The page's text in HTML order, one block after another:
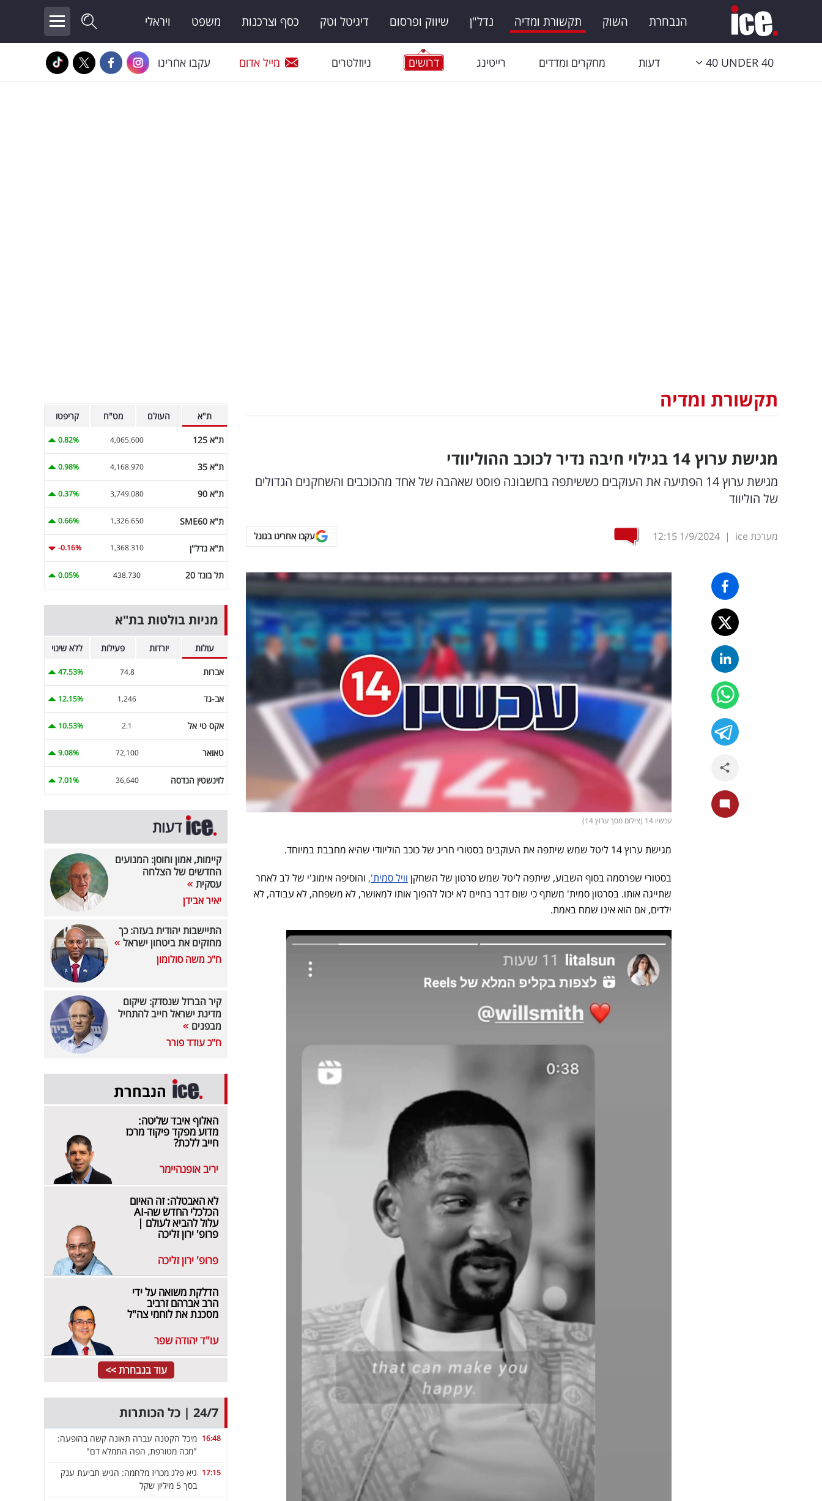
הנבחרת השוק תקשורת ומדיה נדל"ן שיווק ופרסום דיגיטל וטק כסף וצרכנות משפט ויראלי
40 UNDER 40 דעות מחקרים ומדדים רייטינג דרושים ניוזלטרים מייל אדום עקבו אחרינו
תקשורת ומדיה
מגישת ערוץ 14 בגילוי חיבה נדיר לכוכב ההוליוודי
מגישת ערוץ 14 הפתיעה את העוקבים כששיתפה בחשבונה פוסט שאהבה של אחד מהכוכבים והשחקנים הגדולים
של הוליווד
מערכת ice |
1/9/2024
12:15 עקבו אחרינו בגוגל
עכשיו 14 (צילום מסך ערוץ 14)
מגישת ערוץ 14 ליטל שמש שיתפה את העוקבים בסטורי חריג של כוכב הוליוודי שהיא מחבבת במיוחד.
בסטורי שפרסמה בסוף השבוע, שיתפה ליטל שמש סרטון של השחקן וויל סמית', והוסיפה אימוג'י של לב לאחר
שתייגה אותו. בסרטון סמית' משתף כי שום דבר בחיים לא יכול להפוך אותו למאושר, לא משפחה, לא עבודה, לא
ילדים, אם הוא אינו שמח באמת.
ת"א העולם מט"ח קריפטו
ת"א 125 4,065.600
0.82%
ת"א 35 4,168.970
0.98%
ת"א 90 3,749.080
0.37%
ת"א SME60 1,326.650
0.66%
ת"א נדל"ן 1,368.310
-0.16%
תל בונד 20 438.730
0.05%
מניות בולטות בת"א
עולות יורדות פעילות ללא שינוי
אברות 74.8
47.53%
אב-גד 1,246
12.15%
אקס טי אל 2.1
10.53%
טאואר 72,100
9.08%
לוינשטין הנדסה 36,640
7.01%
דעות
קיימות, אמון וחוסן: המנועים
החדשים של הצלחה
עסקית
יאיר אבידן
התיישבות יהודית בעזה: כך
מחזקים את ביטחון ישראל
ח"כ משה סולומון
קיר הברזל שנסדק: שיקום
מדינת ישראל חייב להתחיל
מבפנים
ח"כ עודד פורר
הנבחרת
האלוף איבד שליטה:
מדוע מפקד פיקוד מרכז
חייב ללכת?
יריב אופנהיימר
לא האבטלה: זה האיום
הכלכלי החדש שה-AI
עלול להביא לעולם |
פרופ' ירון זליכה
פרופ' ירון זליכה
הדלקת משואה על ידי
הרב אברהם זרביב
מסכנת את לוחמי צה"ל
עו"ד יהודה שפר
עוד בנבחרת >>
24/7 | כל הכותרות
16:48 מיכל הקטנה עברה תאונה קשה בהופעה:
"מכה מטורפת, הפה התמלא דם"
17:15 גיא פלג מכריז מלחמה: הגיש תביעת ענק
בסך 5 מיליון שקל